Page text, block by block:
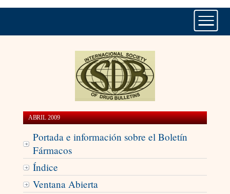
ABRIL 2009
Portada e información sobre el Boletín
Fármacos
Índice
Ventana Abierta